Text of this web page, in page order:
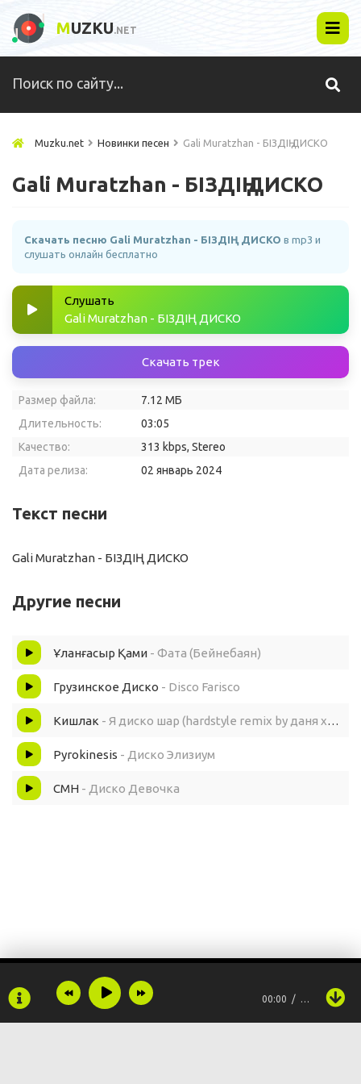
MUZKU.NET
Muzku.net Новинки песен Gali Muratzhan - БІЗДІҢ ДИСКО
Gali Muratzhan - БІЗДІҢ ДИСКО
Скачать песню Gali Muratzhan - БІЗДІҢ ДИСКО в mp3 и
слушать онлайн бесплатно
Слушать
Gali Muratzhan - БІЗДІҢ ДИСКО
Скачать трек
Размер файла:
7.12 МБ
Длительность:
03:05
Качество:
313 kbps, Stereo
Дата релиза:
02 январь 2024
Текст песни
Gali Muratzhan - БІЗДІҢ ДИСКО
Другие песни
Ұланғасыр Қами - Фата (Бейнебаян)
Грузинское Диско - Disco Farisco
Кишлак - Я диско шар (hardstyle remix by даня хулиган)
Pyrokinesis - Диско Элизиум
CMH - Диско Девочка
00:00